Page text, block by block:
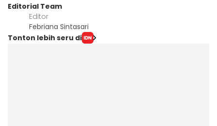
Editorial Team
Editor
Febriana Sintasari
Tonton lebih seru di